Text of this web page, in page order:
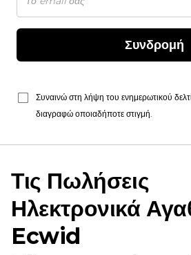
Συνδρομή
Συναινώ στη λήψη του ενημερωτικού
διαγραφώ οποιαδήποτε στιγμή.
Τις Πωλήσεις
Ηλεκτρονικά
Ecwid